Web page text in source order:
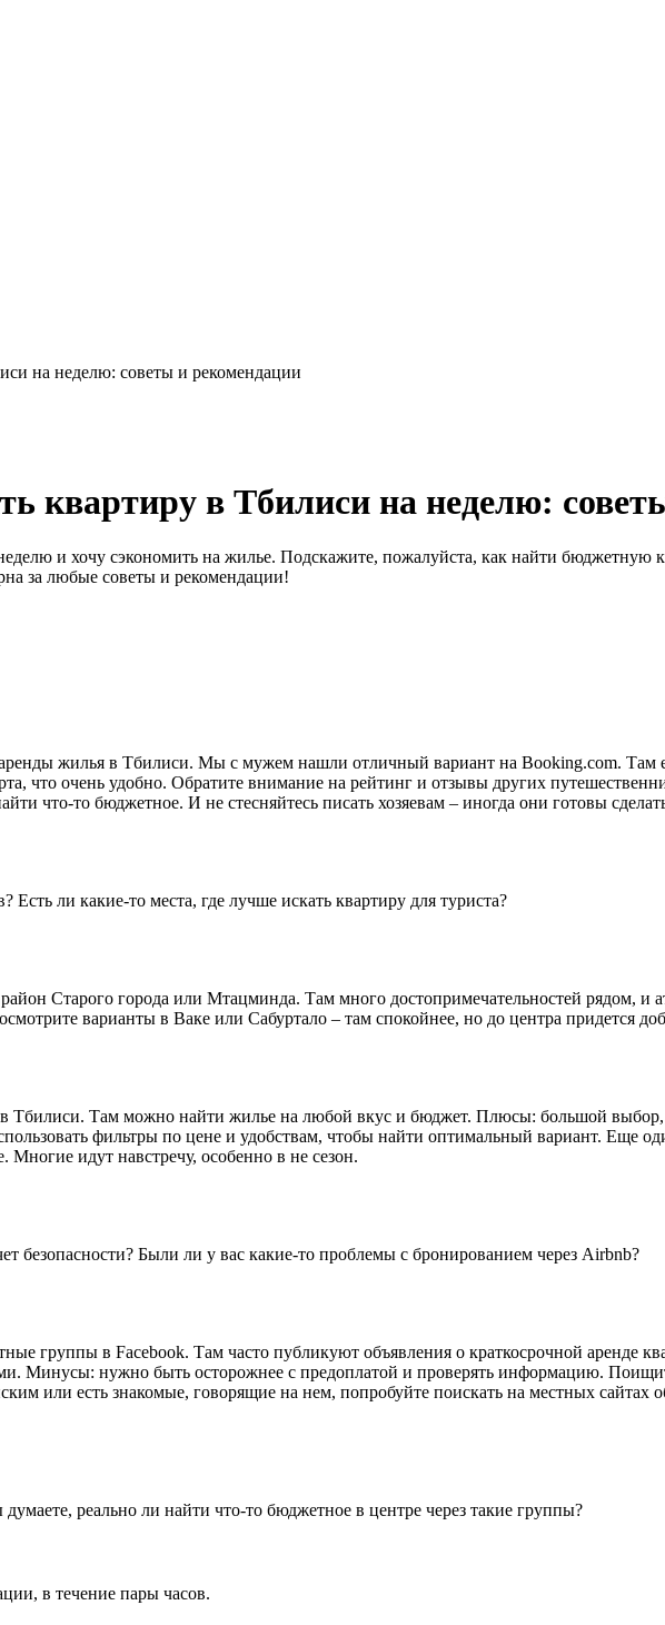
на неделю: советы и рекомендации
квартиру в Тбилиси на неделю:
и хочу сэкономить на жилье. Подскажите, пожалуйста, как найти бюджетную
за любые советы и рекомендации!
жилья в Тбилиси. Мы с мужем нашли отличный вариант на Booking.com. Там
что очень удобно. Обратите внимание на рейтинг и отзывы других
что-то бюджетное. И не стесняйтесь писать хозяевам – иногда они готовы
ли какие-то места, где лучше искать квартиру для туриста?
Старого города или Мтацминда. Там много достопримечательностей рядом, и
варианты в Ваке или Сабуртало – там спокойнее, но до центра придется
Тбилиси. Там можно найти жилье на любой вкус и бюджет. Плюсы: большой
фильтры по цене и удобствам, чтобы найти оптимальный вариант. Еще
Многие идут навстречу, особенно в не сезон.
безопасности? Были ли у вас какие-то проблемы с бронированием через Airbnb?
группы в Facebook. Там часто публикуют объявления о краткосрочной
Минусы: нужно быть осторожнее с предоплатой и проверять информацию.
или есть знакомые, говорящие на нем, попробуйте поискать на местных
реально ли найти что-то бюджетное в центре через такие группы?
в течение пары часов.